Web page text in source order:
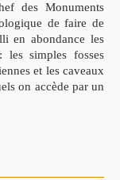
des Monuments
de faire de
en abondance les
les simples fosses
et les caveaux
on accède par un